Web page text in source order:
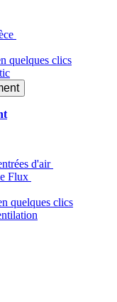
quelques clics
d'air
Flux
quelques clics